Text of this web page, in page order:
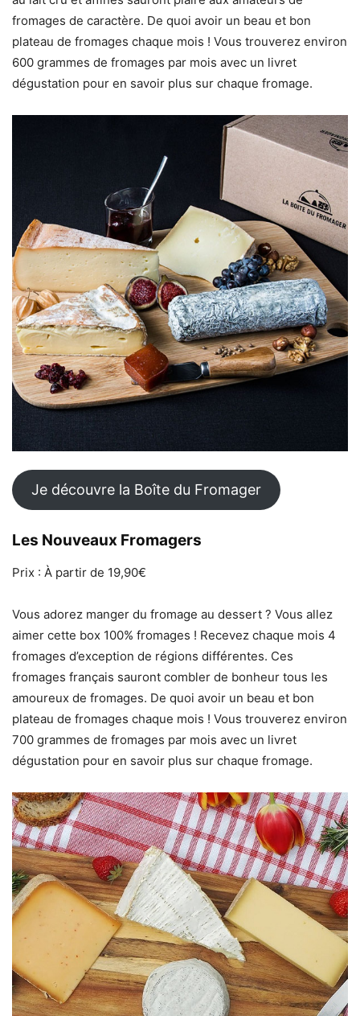
fromages de caractère. De quoi avoir un beau et bon
plateau de fromages chaque mois ! Vous trouverez environ
600 grammes de fromages par mois avec un livret
dégustation pour en savoir plus sur chaque fromage.
Je découvre la Boîte du Fromager
Les Nouveaux Fromagers
Prix : À partir de 19,90€
Vous adorez manger du fromage au dessert ? Vous allez
aimer cette box 100% fromages ! Recevez chaque mois 4
fromages d’exception de régions différentes. Ces
fromages français sauront combler de bonheur tous les
amoureux de fromages. De quoi avoir un beau et bon
plateau de fromages chaque mois ! Vous trouverez environ
700 grammes de fromages par mois avec un livret
dégustation pour en savoir plus sur chaque fromage.